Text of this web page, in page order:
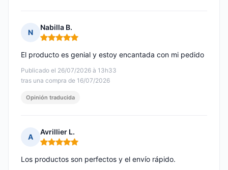
N
Nabilla B.
Nota: 5 de 5
Publicado el 26/07/2026 à 13h33
tras una compra de 16/07/2026
El producto es genial y estoy encantada con mi pedido
Opinión traducida
A
Avrillier L.
Nota: 5 de 5
Los productos son perfectos y el envío rápido.